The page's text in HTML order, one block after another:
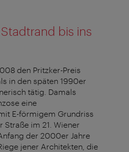
bis ins
den Pritzker-Preis
in den späten 1990er
tätig. Damals
eine
E-förmigem Grundriss
im 21. Wiener
der 2000er Jahre
jener Architekten, die